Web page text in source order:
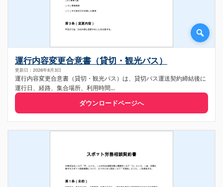
運行内容変更合意書（貸切・観光バス）
更新日：2026年8月3日
運行内容変更合意書（貸切・観光バス）は、貸切バス運送契約締結後に
運行日、経路、集合場所、利用時間...
ダウンロードページへ